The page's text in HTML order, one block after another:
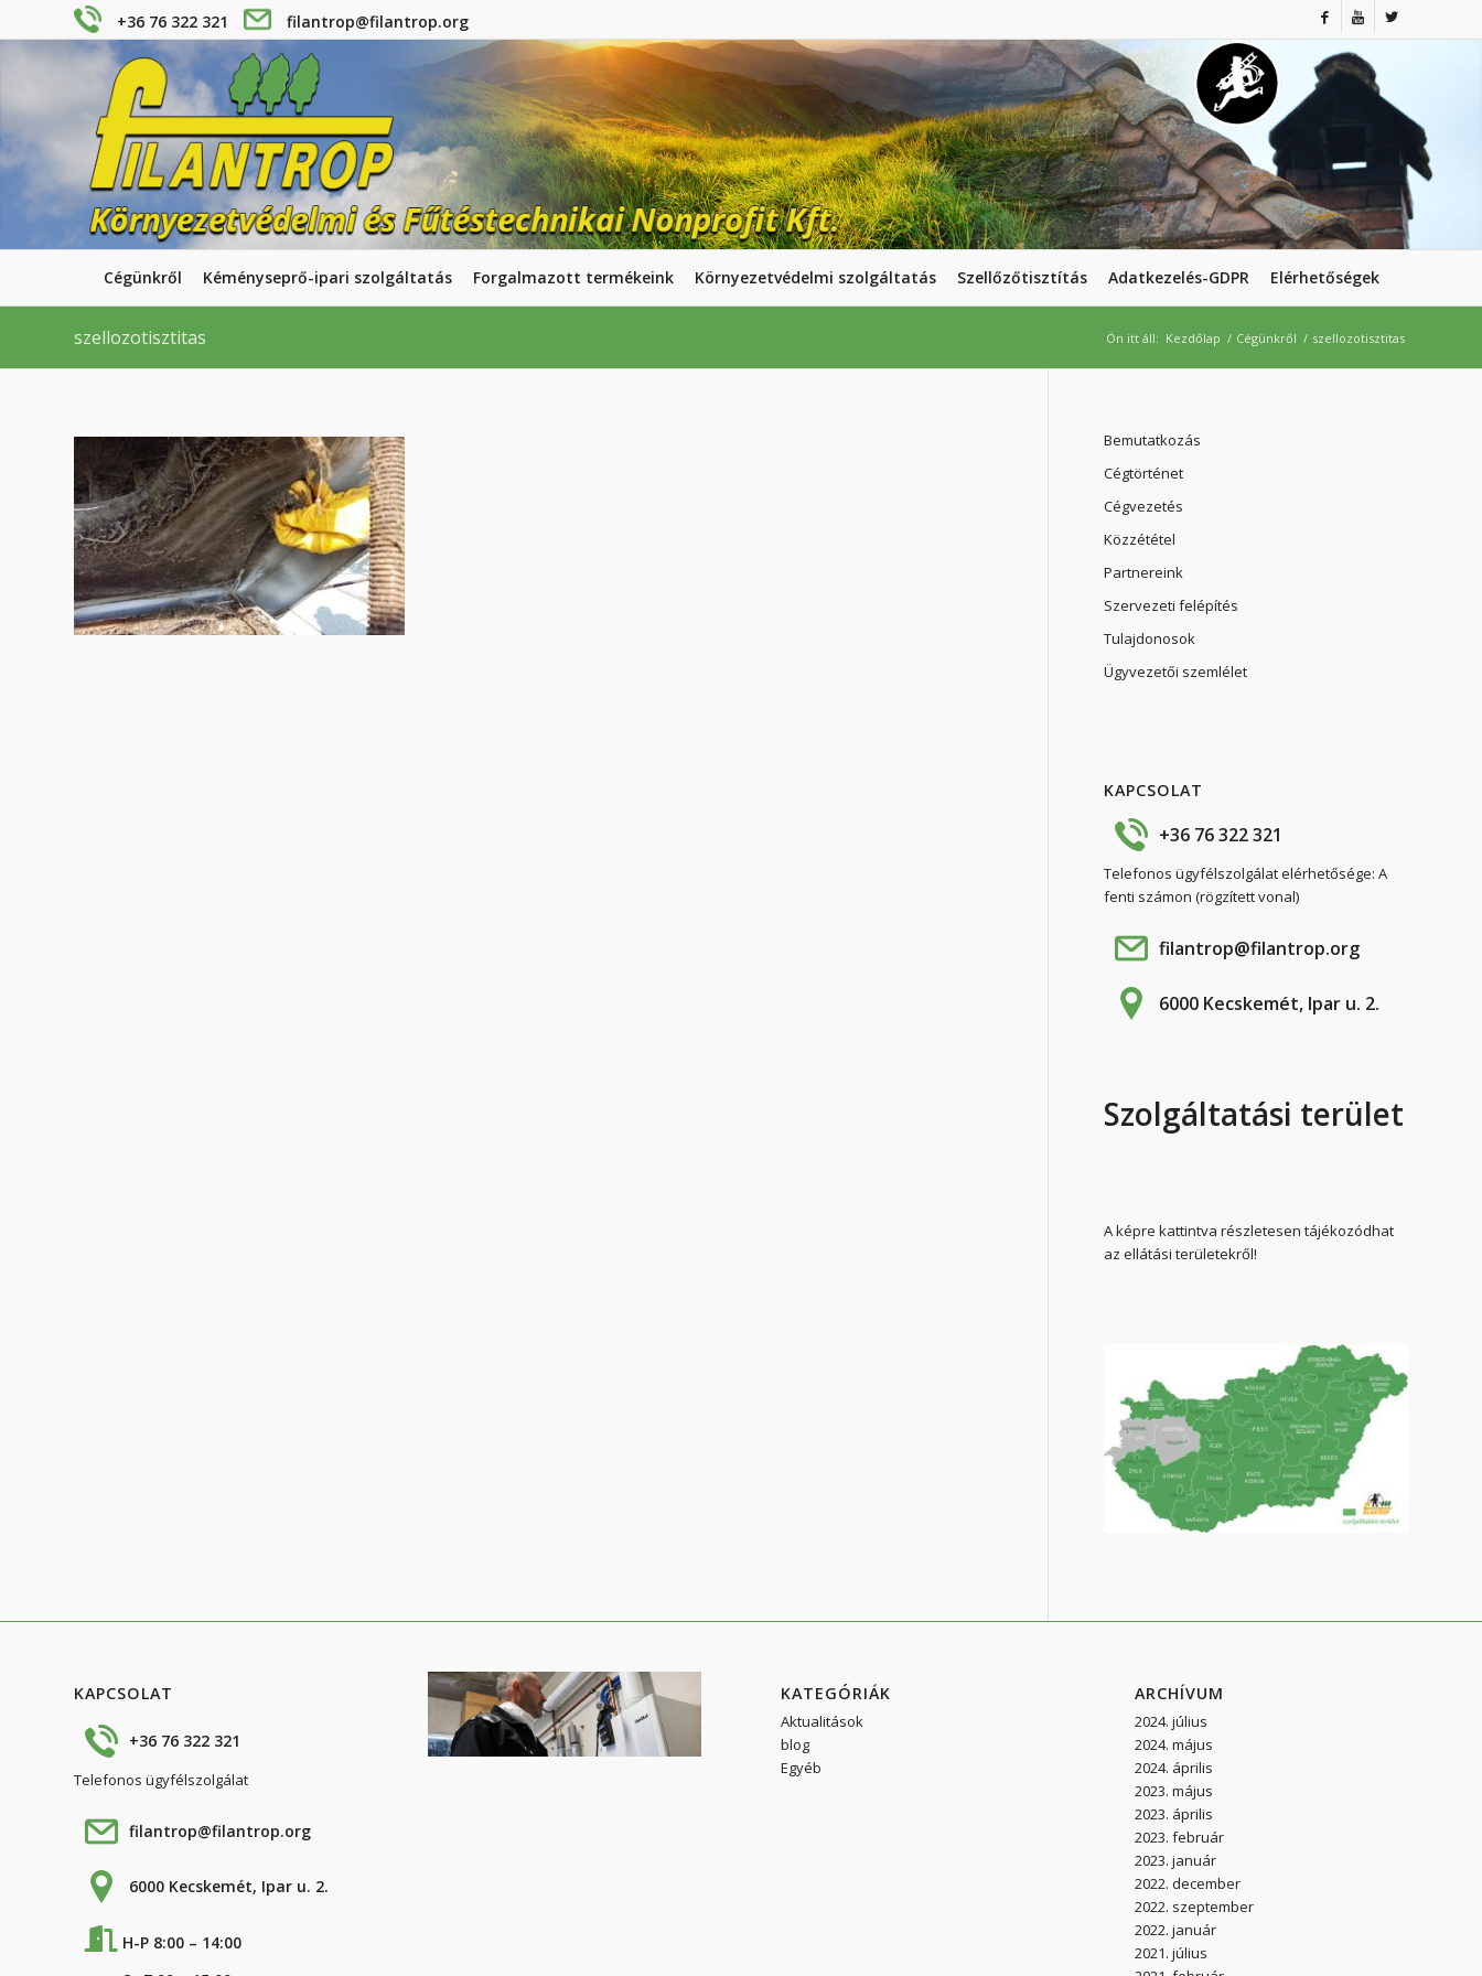
+36 76 322 321 filantrop@filantrop.org
Cégünkről Kéményseprő-ipari szolgáltatás Forgalmazott termékeink Környezetvédelmi szolgáltatás Szellőzőtisztítás Adatkezelés-GDPR Elérhetőségek
szellozotisztitas Ön itt áll: Kezdőlap / Cégünkről / szellozotisztitas
Bemutatkozás
Cégtörténet
Cégvezetés
Közzététel
Partnereink
Szervezeti felépítés
Tulajdonosok
Ügyvezetői szemlélet
KAPCSOLAT
+36 76 322 321
Telefonos ügyfélszolgálat elérhetősége: A
fenti számon (rögzített vonal)
filantrop@filantrop.org
6000 Kecskemét, Ipar u. 2.
Szolgáltatási terület
A képre kattintva részletesen tájékozódhat
az ellátási területekről!
KAPCSOLAT
+36 76 322 321
Telefonos ügyfélszolgálat
filantrop@filantrop.org
6000 Kecskemét, Ipar u. 2.
H-P 8:00 – 14:00
KATEGÓRIÁK
Aktualitások
blog
Egyéb
ARCHÍVUM
2024. július
2024. május
2024. április
2023. május
2023. április
2023. február
2023. január
2022. december
2022. szeptember
2022. január
2021. július